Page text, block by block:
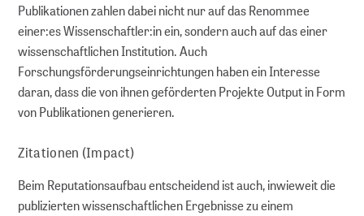
Über uns
Über GMS
Kooperationen
Vorträge und Workshops
Für die Leibniz-Gemeinschaft
Publikationen zahlen dabei nicht nur auf das Renommee
einer:es Wissenschaftler:in ein, sondern auch auf das einer
wissenschaftlichen Institution. Auch
Forschungsförderungseinrichtungen haben ein Interesse
daran, dass die von ihnen geförderten Projekte Output in Form
von Publikationen generieren.
Zitationen (Impact)
Beim Reputationsaufbau entscheidend ist auch, inwieweit die
publizierten wissenschaftlichen Ergebnisse zu einem